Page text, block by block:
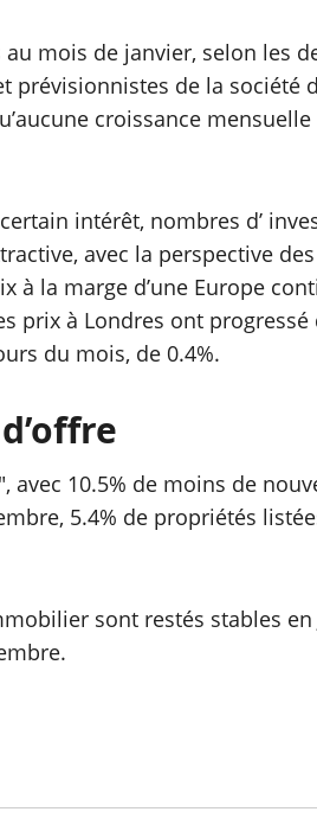
mois de janvier, selon les
prévisionnistes de la société
croissance mensuelle
intérêt, nombres d’
avec la perspective
à la marge d’une Europe
prix à Londres ont progressé
du mois, de 0.4%.
avec 10.5% de moins de
5.4% de propriétés
sont restés stables en